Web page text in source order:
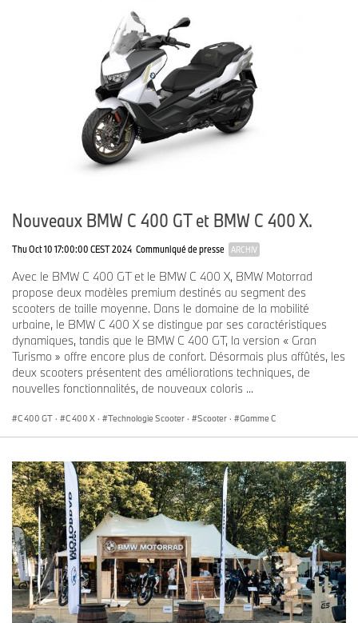
Nouveaux BMW C 400 GT et BMW C 400 X.
Thu Oct 10 17:00:00 CEST 2024 Communiqué de presse ARCHIV
Avec le BMW C 400 GT et le BMW C 400 X, BMW Motorrad
propose deux modèles premium destinés au segment des
scooters de taille moyenne. Dans le domaine de la mobilité
urbaine, le BMW C 400 X se distingue par ses caractéristiques
dynamiques, tandis que le BMW C 400 GT, la version « Gran
Turismo » offre encore plus de confort. Désormais plus affûtés, les
deux scooters présentent des améliorations techniques, de
nouvelles fonctionnalités, de nouveaux coloris ...
C 400 GT · C 400 X · Technologie Scooter · Scooter · Gamme C